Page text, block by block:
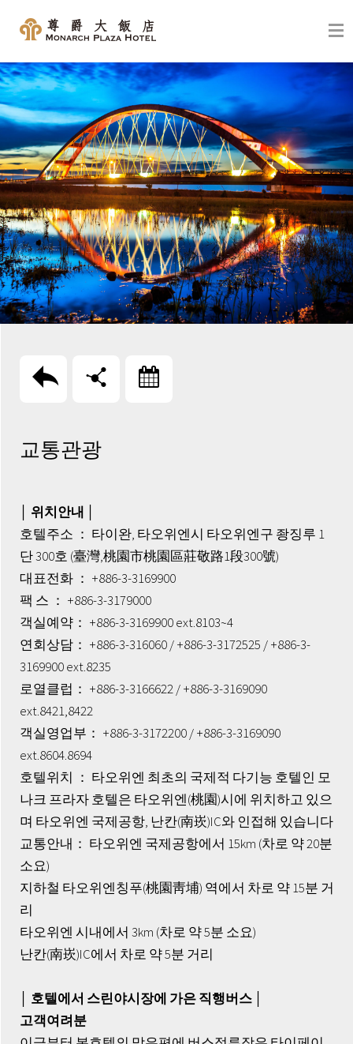
교통관광
│ 위치안내 │
호텔주소 ： 타이완, 타오위엔시 타오위엔구 좡징루 1
단 300호 (臺灣,桃園市桃園區莊敬路1段300號)
대표전화 ： +886-3-3169900
팩 스 ： +886-3-3179000
객실예약： +886-3-3169900 ext.8103~4
연회상담： +886-3-316060 / +886-3-3172525 / +886-3-
3169900 ext.8235
로열클럽： +886-3-3166622 / +886-3-3169090
ext.8421,8422
객실영업부： +886-3-3172200 / +886-3-3169090
ext.8604.8694
호텔위치 ： 타오위엔 최초의 국제적 다기능 호텔인 모
나크 프라자 호텔은 타오위엔(桃園)시에 위치하고 있으
며 타오위엔 국제공항, 난칸(南崁)IC와 인접해 있습니다
교통안내： 타오위엔 국제공항에서 15km (차로 약 20분
소요)
지하철 타오위엔칭푸(桃園靑埔) 역에서 차로 약 15분 거
리
타오위엔 시내에서 3km (차로 약 5분 소요)
난칸(南崁)IC에서 차로 약 5분 거리
│ 호텔에서 스린야시장에 가은 직행버스 │
고객여려분